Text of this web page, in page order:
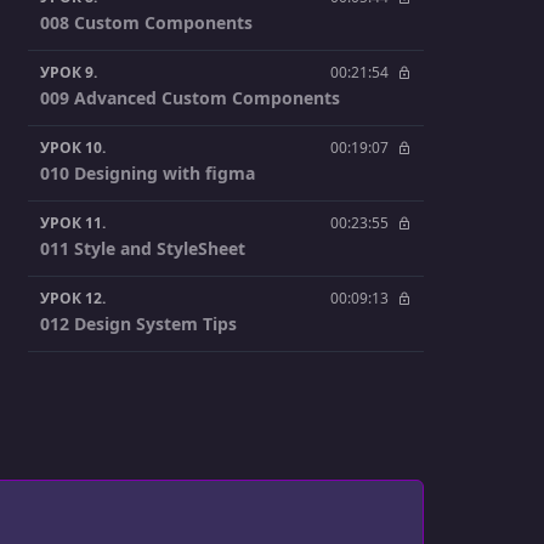
008 Custom Components
УРОК 9. 00:21:54
009 Advanced Custom Components
УРОК 10. 00:19:07
010 Designing with figma
УРОК 11. 00:23:55
011 Style and StyleSheet
УРОК 12. 00:09:13
012 Design System Tips